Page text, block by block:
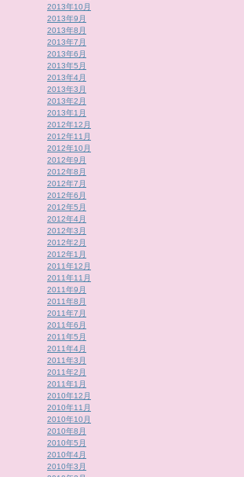
2013年10月
2013年9月
2013年8月
2013年7月
2013年6月
2013年5月
2013年4月
2013年3月
2013年2月
2013年1月
2012年12月
2012年11月
2012年10月
2012年9月
2012年8月
2012年7月
2012年6月
2012年5月
2012年4月
2012年3月
2012年2月
2012年1月
2011年12月
2011年11月
2011年9月
2011年8月
2011年7月
2011年6月
2011年5月
2011年4月
2011年3月
2011年2月
2011年1月
2010年12月
2010年11月
2010年10月
2010年8月
2010年5月
2010年4月
2010年3月